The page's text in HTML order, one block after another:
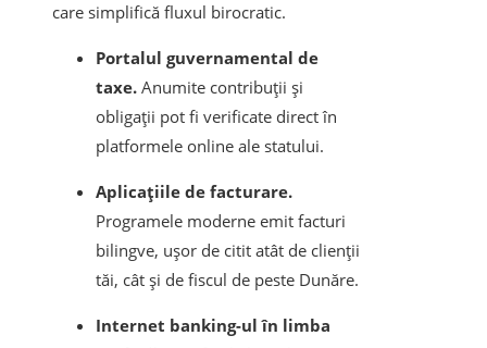
care simplifică fluxul birocratic.
Portalul guvernamental de
taxe. Anumite contribuții și
obligații pot fi verificate direct în
platformele online ale statului.
Aplicațiile de facturare.
Programele moderne emit facturi
bilingve, ușor de citit atât de clienții
tăi, cât și de fiscul de peste Dunăre.
Internet banking-ul în limba